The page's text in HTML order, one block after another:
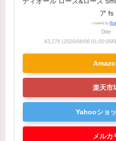
ア fs
created by
Dior
¥3,278 (2026/08/06 01:00:05
楽天市
Yahooショ
メルカ